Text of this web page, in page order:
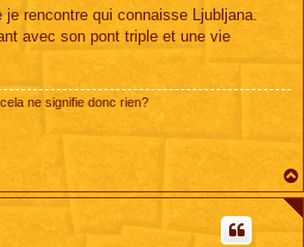
rencontre qui connaisse Ljubljana.
avec son pont triple et une vie
ne signifie donc rien?